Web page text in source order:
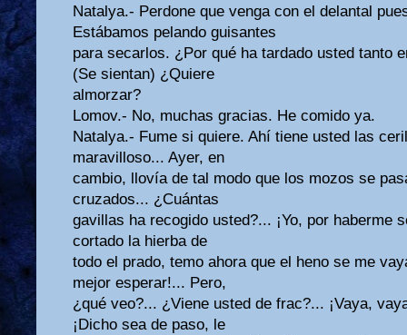
Natalya.- Perdone que venga con el delantal
Estábamos pelando guisantes
para secarlos. ¿Por qué ha tardado usted tanto
(Se sientan) ¿Quiere
almorzar?
Lomov.- No, muchas gracias. He comido ya.
Natalya.- Fume si quiere. Ahí tiene usted las
maravilloso... Ayer, en
cambio, llovía de tal modo que los mozos se
cruzados... ¿Cuántas
gavillas ha recogido usted?... ¡Yo, por haberme
cortado la hierba de
todo el prado, temo ahora que el heno se me
mejor esperar!... Pero,
¿qué veo?... ¿Viene usted de frac?... ¡Vaya,
¡Dicho sea de paso, le